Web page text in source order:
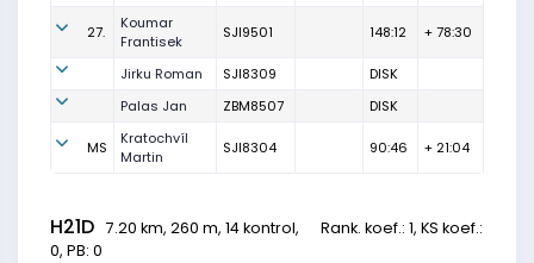
27.
Koumar
Frantisek
SJI9501 148:12 + 78:30
Jirku Roman SJI8309
DISK
Palas Jan
ZBM8507 DISK
MS
Kratochvíl
Martin
SJI8304 90:46 + 21:04
H21D 7.20 km, 260 m, 14 kontrol, Rank. koef.: 1, KS koef.:
0, PB: 0